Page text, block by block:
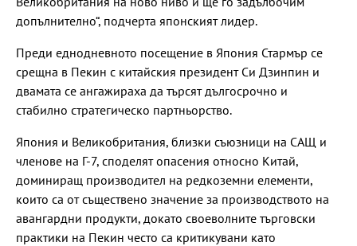
допълнително“, подчерта японският лидер.
Преди еднодневното посещение в Япония Стармър се
срещна в Пекин с китайския президент Си Дзинпин и
двамата се ангажираха да търсят дългосрочно и
стабилно стратегическо партньорство.
Япония и Великобритания, близки съюзници на САЩ и
членове на Г-7, споделят опасения относно Китай,
доминиращ производител на редкоземни елементи,
които са от съществено значение за производството на
авангардни продукти, докато своеволните търговски
практики на Пекин често са критикувани като